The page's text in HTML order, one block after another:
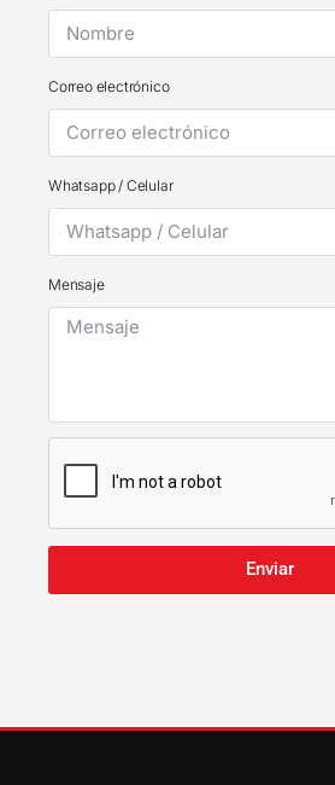
Correo electrónico
Whatsapp / Celular
Mensaje
Enviar